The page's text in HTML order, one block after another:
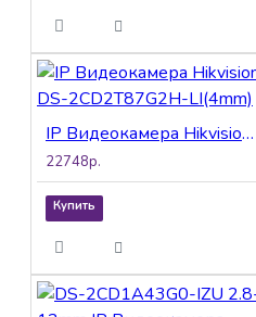
IP Видеокамера Hikvision DS-2CD2T87G2H-LI(4mm)
22748р.
Купить